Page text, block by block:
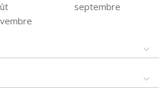
septembre